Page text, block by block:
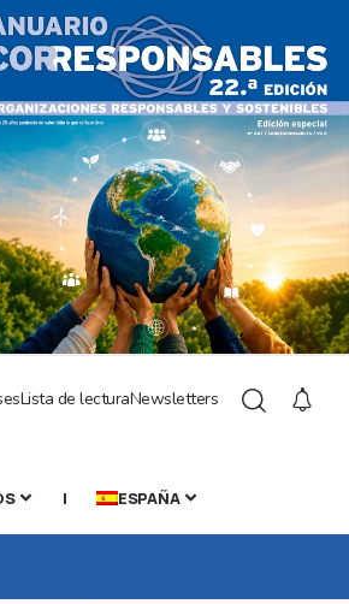
Lista de lecturaNewsletters
| ESPAÑA